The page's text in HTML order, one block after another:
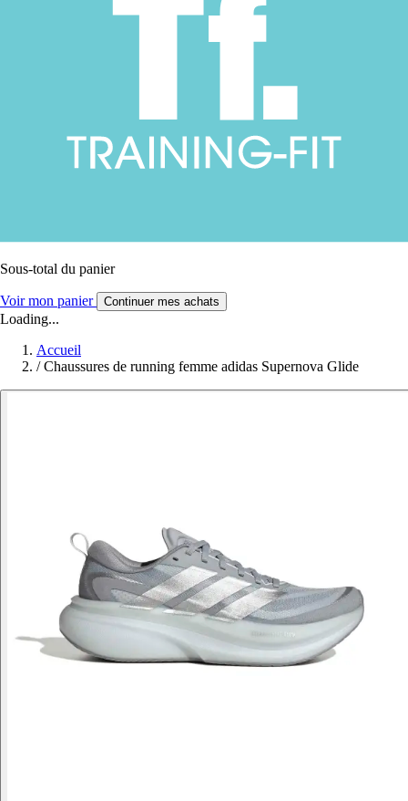
Sous-total du panier
Voir mon panier Continuer mes achats
Loading...
Accueil
/ Chaussures de running femme adidas Supernova Glide